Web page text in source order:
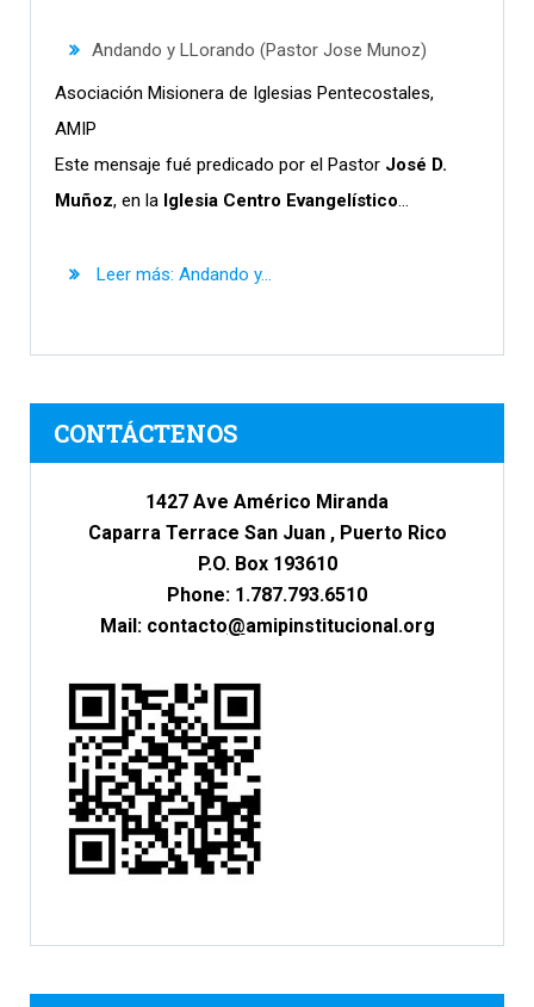
Andando y LLorando (Pastor Jose Munoz)
Asociación Misionera de Iglesias Pentecostales,
AMIP
Este mensaje fué predicado por el Pastor José D.
Muñoz, en la Iglesia Centro Evangelístico...
Leer más: Andando y...
CONTÁCTENOS
1427 Ave Américo Miranda
Caparra Terrace San Juan , Puerto Rico
P.O. Box 193610
Phone: 1.787.793.6510
Mail: contacto@amipinstitucional.org